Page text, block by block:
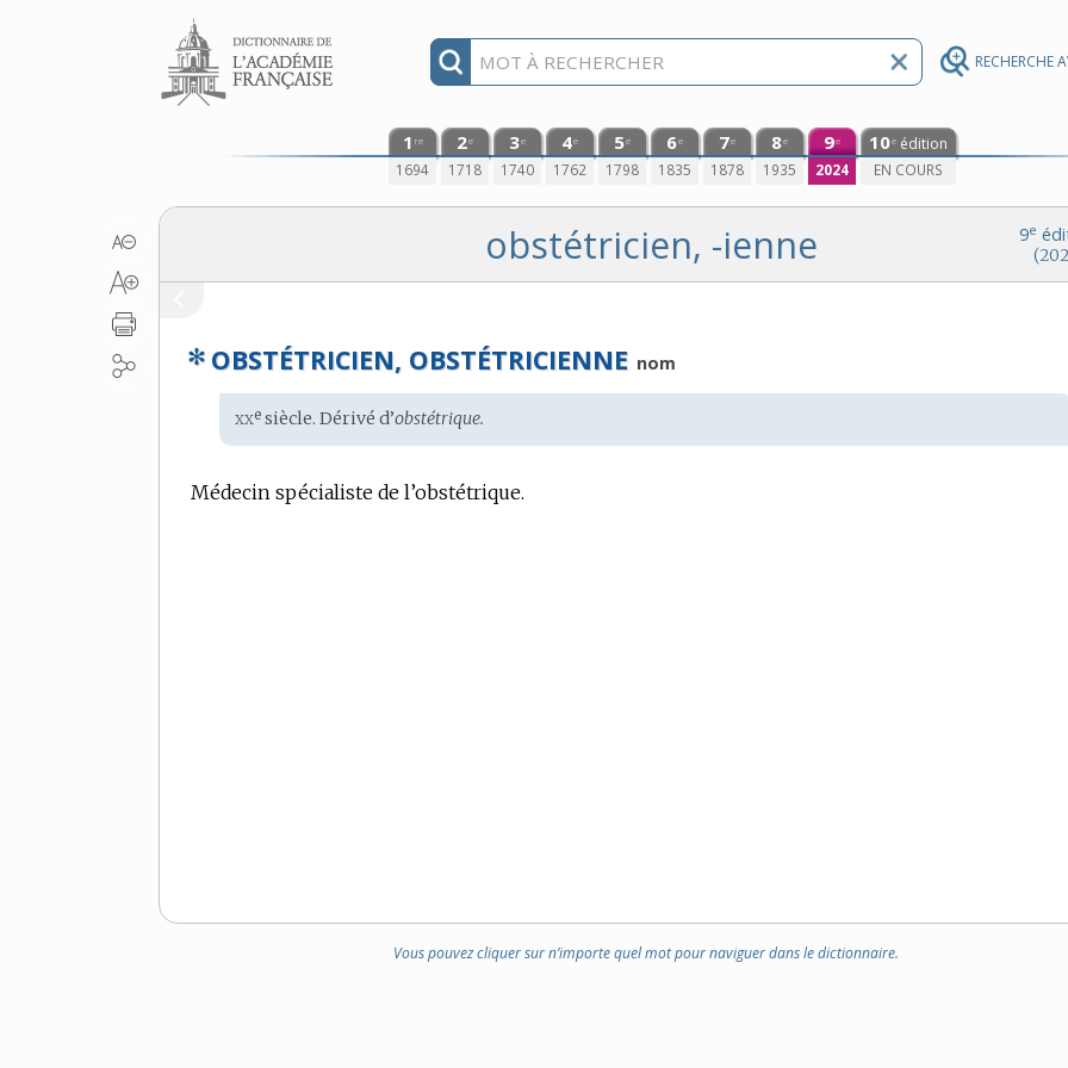
RECHERCHE
Aller au contenu
1 re
1694
2e
1718
3e
1740
4e
1762
5e
1798
6e
1835
7e
1878
8e
1935
9e
2024
10e édition
EN COURS
9e
obstétricien, -ienne
✻ OBSTÉTRICIEN, OBSTÉTRICIENNE nom
Étymologie
:
xxe siècle. Dérivé d’obstétrique.
Médecin spécialiste de l’obstétrique.
Vous pouvez cliquer sur n’importe quel mot pour naviguer dans le dictionnaire.